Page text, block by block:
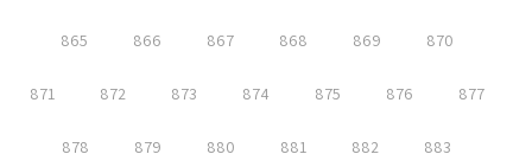
865 866 867 868 869 870
871 872 873 874 875 876 877
878 879 880 881 882 883